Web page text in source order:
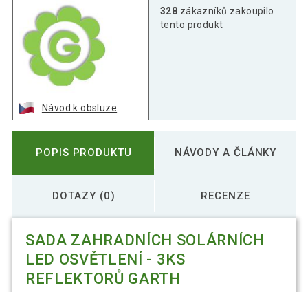
Návod k obsluze
328 zákazníků zakoupilo
tento produkt
POPIS PRODUKTU NÁVODY A ČLÁNKY
DOTAZY (0) RECENZE
SADA ZAHRADNÍCH SOLÁRNÍCH
LED OSVĚTLENÍ - 3KS
REFLEKTORŮ GARTH